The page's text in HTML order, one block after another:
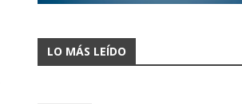
LO MÁS LEÍDO